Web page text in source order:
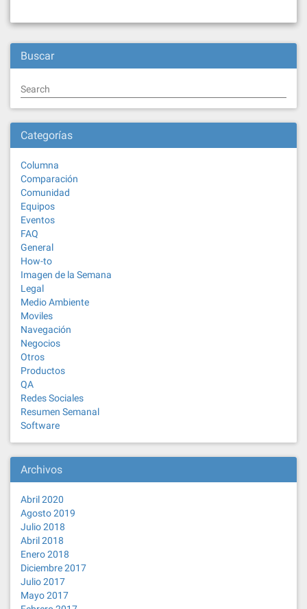
Buscar
Search
Categorías
Columna
Comparación
Comunidad
Equipos
Eventos
FAQ
General
How-to
Imagen de la Semana
Legal
Medio Ambiente
Moviles
Navegación
Negocios
Otros
Productos
QA
Redes Sociales
Resumen Semanal
Software
Archivos
Abril 2020
Agosto 2019
Julio 2018
Abril 2018
Enero 2018
Diciembre 2017
Julio 2017
Mayo 2017